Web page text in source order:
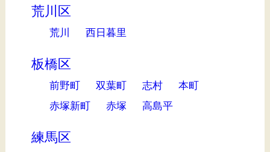
荒川区
荒川 西日暮里
板橋区
前野町 双葉町 志村
本町
赤塚新町
赤塚 高島平
練馬区